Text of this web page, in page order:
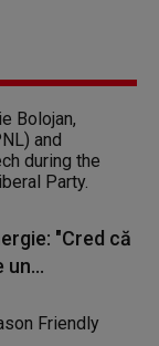
"Cred că
un...